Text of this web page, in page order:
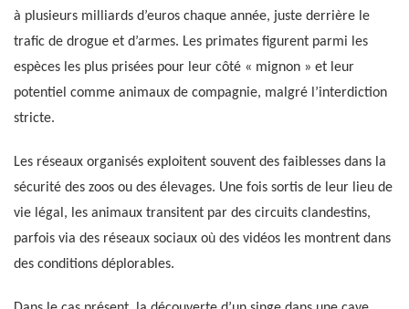
à plusieurs milliards d’euros chaque année, juste derrière le
trafic de drogue et d’armes. Les primates figurent parmi les
espèces les plus prisées pour leur côté « mignon » et leur
potentiel comme animaux de compagnie, malgré l’interdiction
stricte.
Les réseaux organisés exploitent souvent des faiblesses dans la
sécurité des zoos ou des élevages. Une fois sortis de leur lieu de
vie légal, les animaux transitent par des circuits clandestins,
parfois via des réseaux sociaux où des vidéos les montrent dans
des conditions déplorables.